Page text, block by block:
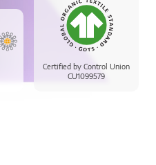
Certified by Control Union
CU1099579